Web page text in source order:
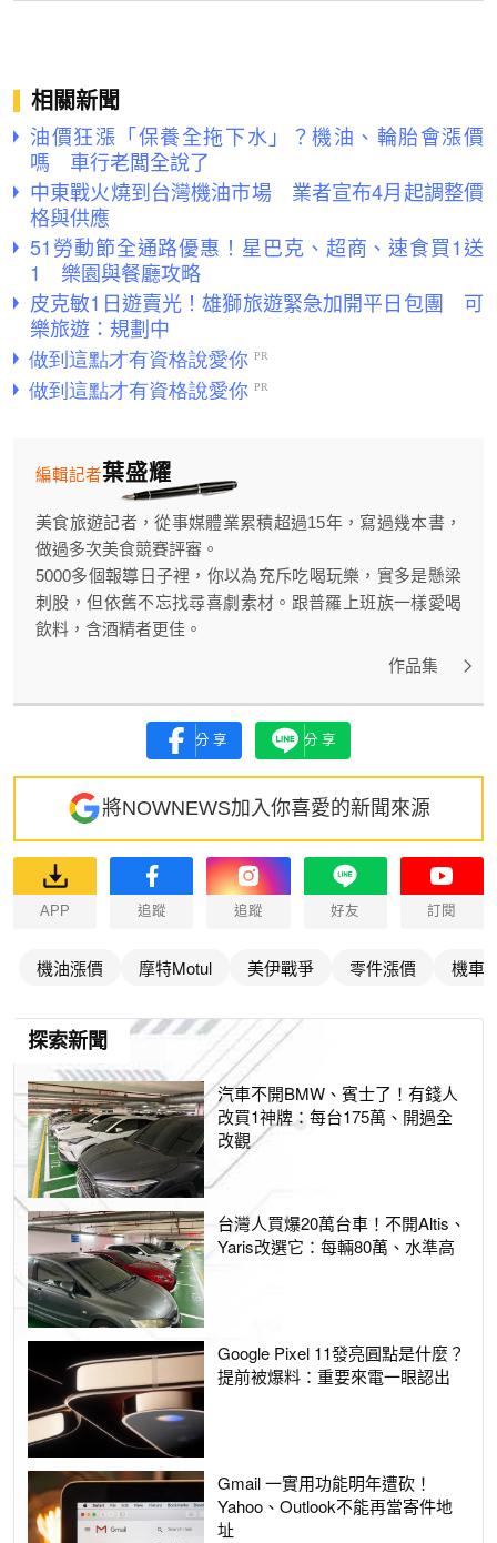
相關新聞
油價狂漲「保養全拖下水」？機油、輪胎會漲價
嗎 車行老闆全說了
中東戰火燒到台灣機油市場 業者宣布4月起調整價
格與供應
51勞動節全通路優惠！星巴克、超商、速食買1送
1 樂園與餐廳攻略
皮克敏1日遊賣光！雄獅旅遊緊急加開平日包團 可
樂旅遊：規劃中
葉盛耀
編輯記者
美食旅遊記者，從事媒體業累積超過15年，寫過幾本書，
做過多次美食競賽評審。
5000多個報導日子裡，你以為充斥吃喝玩樂，實多是懸梁
刺股，但依舊不忘找尋喜劇素材。跟普羅上班族一樣愛喝
飲料，含酒精者更佳。
作品集
分享 分享
將NOWNEWS加入你喜愛的新聞來源
APP 追蹤 追蹤 好友 訂閱
機油漲價 摩特Motul 美伊戰爭 零件漲價 機車
探索新聞
汽車不開BMW、賓士了！有錢人
改買1神牌：每台175萬、開過全
改觀
台灣人買爆20萬台車！不開Altis、
Yaris改選它：每輛80萬、水準高
Google Pixel 11發亮圓點是什麼？
提前被爆料：重要來電一眼認出
Gmail 一實用功能明年遭砍！
Yahoo、Outlook不能再當寄件地
址